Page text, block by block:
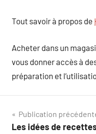
Tout savoir à propos de
Acheter dans un
vous donner accès à
préparation et
Navigation
Publication
Les idées de